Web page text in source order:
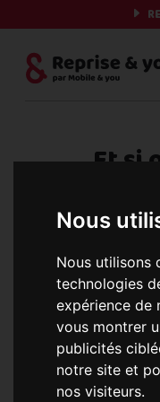
Nous
Nous utilisons
technologies
expérience de
vous montrer
publicités
notre site et
nos visiteurs.
Et si
Nous
Une erreur est